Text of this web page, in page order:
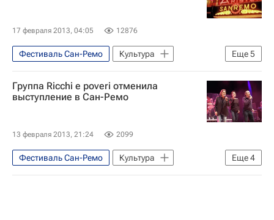
17 февраля 2013, 04:05 12876
Еще5
Фестиваль Сан-Ремо
Культура
Сан-Ремо
Европа
Италия
Весь мир
MTV (телеканал)
Группа Ricchi e poveri отменила
выступление в Сан-Ремо
13 февраля 2013, 21:24 2099
Еще4
Фестиваль Сан-Ремо
Культура
Сан-Ремо
Европа
Италия